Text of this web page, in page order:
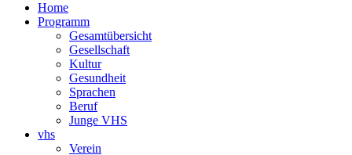
Home
Programm
Gesamtübersicht
Gesellschaft
Kultur
Gesundheit
Sprachen
Beruf
Junge VHS
vhs
Verein